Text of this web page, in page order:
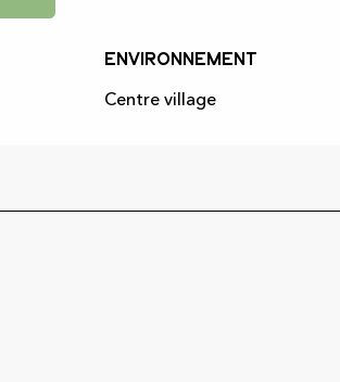
Environnement
Environnement
Centre village